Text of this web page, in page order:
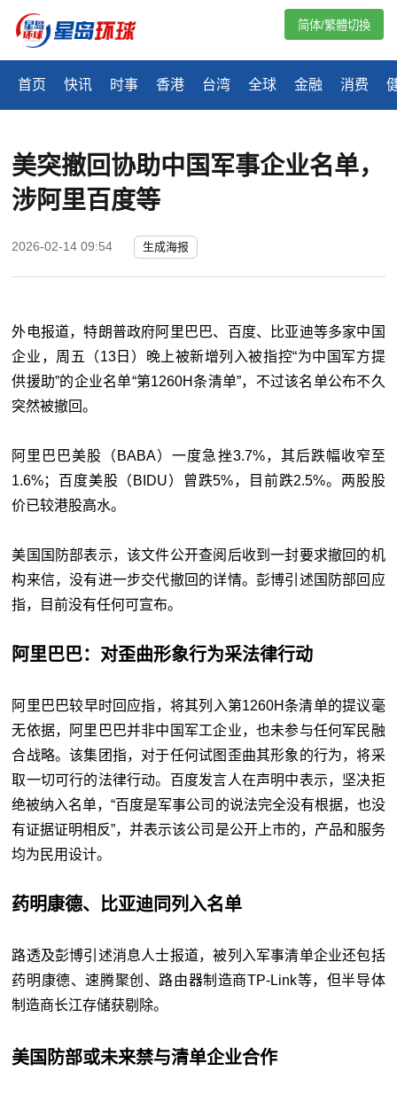
首页 快讯 时事 香港 台湾 全球 金融 消费
简体/繁體切換
美突撤回协助中国军事企业名单，
涉阿里百度等
2026-02-14 09:54 生成海报
外电报道，特朗普政府阿里巴巴、百度、比亚迪等多家中国
企业，周五（13日）晚上被新增列入被指控“为中国军方提
供援助”的企业名单“第1260H条清单”，不过该名单公布不久
突然被撤回。
阿里巴巴美股（BABA）一度急挫3.7%，其后跌幅收窄至
1.6%；百度美股（BIDU）曾跌5%，目前跌2.5%。两股股
价已较港股高水。
美国国防部表示，该文件公开查阅后收到一封要求撤回的机
构来信，没有进一步交代撤回的详情。彭博引述国防部回应
指，目前没有任何可宣布。
阿里巴巴：对歪曲形象行为采法律行动
阿里巴巴较早时回应指，将其列入第1260H条清单的提议毫
无依据，阿里巴巴并非中国军工企业，也未参与任何军民融
合战略。该集团指，对于任何试图歪曲其形象的行为，将采
取一切可行的法律行动。百度发言人在声明中表示，坚决拒
绝被纳入名单，“百度是军事公司的说法完全没有根据，也没
有证据证明相反”，并表示该公司是公开上市的，产品和服务
均为民用设计。
药明康德、比亚迪同列入名单
路透及彭博引述消息人士报道，被列入军事清单企业还包括
药明康德、速腾聚创、路由器制造商TP-Link等，但半导体
制造商长江存储获剔除。
美国防部或未来禁与清单企业合作